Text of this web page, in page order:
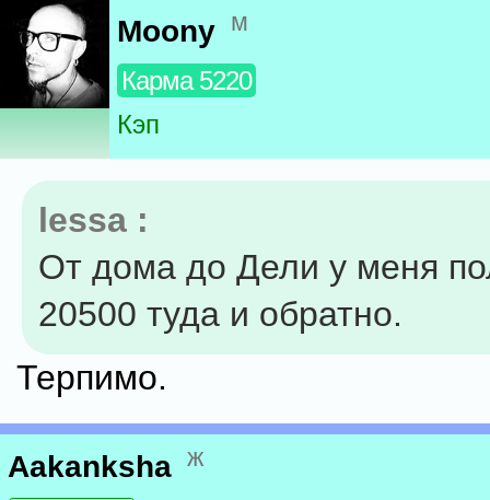
Moony м
Карма 5220
Кэп
lessa :
От дома до Дели у меня
20500 туда и обратно.
Терпимо.
Aakanksha ж